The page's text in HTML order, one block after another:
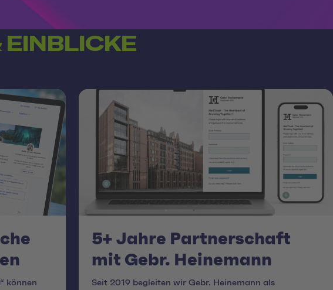
können
5+ Jahre Partnerschaft
mit Gebr. Heinemann
Seit 2019 begleiten wir Gebr. Heinemann als